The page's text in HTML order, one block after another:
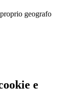
geografo
e